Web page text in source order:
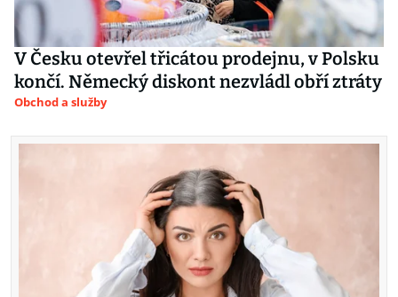
V Česku otevřel třicátou prodejnu, v Polsku
končí. Německý diskont nezvládl obří ztráty
Obchod a služby